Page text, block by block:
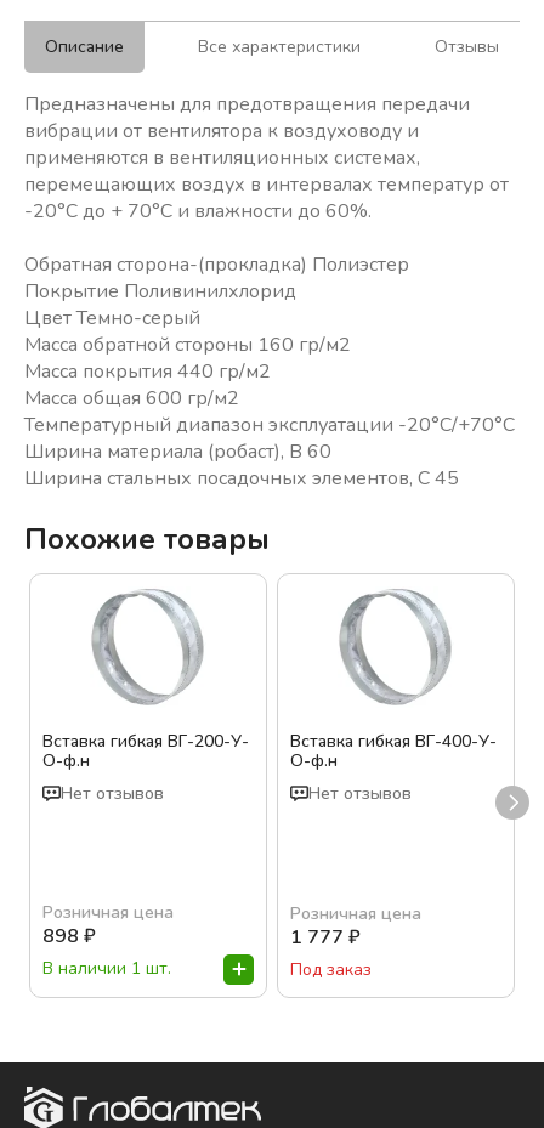
Описание Все характеристики Отзывы
Предназначены для предотвращения передачи
вибрации от вентилятора к воздуховоду и
применяются в вентиляционных системах,
перемещающих воздух в интервалах температур от
-20°С до + 70°С и влажности до 60%.
Обратная сторона-(прокладка) Полиэстер
Покрытие Поливинилхлорид
Цвет Темно-серый
Масса обратной стороны 160 гр/м2
Масса покрытия 440 гр/м2
Масса общая 600 гр/м2
Температурный диапазон эксплуатации -20°С/+70°С
Ширина материала (робаст), В 60
Ширина стальных посадочных элементов, С 45
Похожие товары
Вставка гибкая ВГ-200-У-
О-ф.н
Нет отзывов
Розничная цена
898 ₽
В наличии 1 шт.
Вставка гибкая ВГ-400-У-
О-ф.н
Нет отзывов
Розничная цена
1 777 ₽
Под заказ